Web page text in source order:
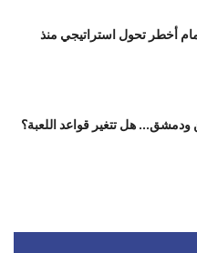
أخطر تحول استراتيجي منذ
ودمشق... هل تتغير قواعد اللعبة؟